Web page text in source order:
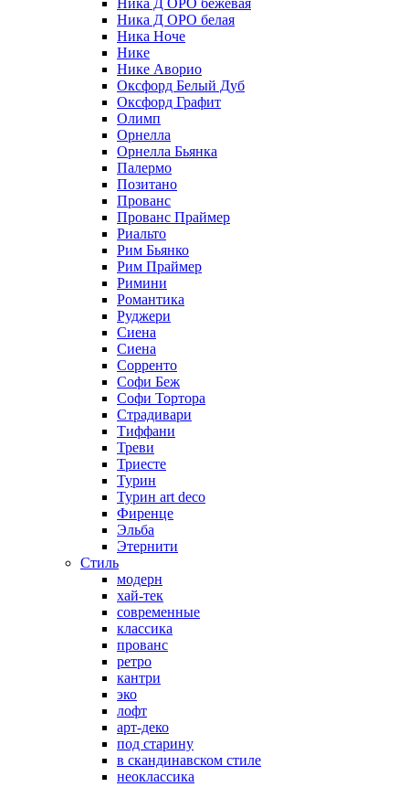
Ника Д ОРО белая
Ника Ноче
Нике
Нике Аворио
Оксфорд Белый Дуб
Оксфорд Графит
Олимп
Орнелла
Орнелла Бьянка
Палермо
Позитано
Прованс
Прованс Праймер
Риальто
Рим Бьянко
Рим Праймер
Римини
Романтика
Руджери
Сиена
Сиена
Сорренто
Софи Беж
Софи Тортора
Страдивари
Тиффани
Треви
Триесте
Турин
Турин art deco
Фиренце
Эльба
Этернити
Стиль
модерн
хай-тек
современные
классика
прованс
ретро
кантри
эко
лофт
арт-деко
под старину
в скандинавском стиле
неоклассика